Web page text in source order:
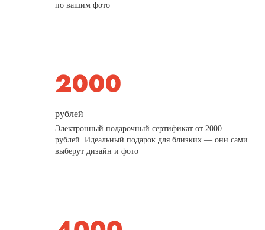
по вашим фото
рублей
Электронный подарочный сертификат от 2000
рублей. Идеальный подарок для близких — они сами
выберут дизайн и фото